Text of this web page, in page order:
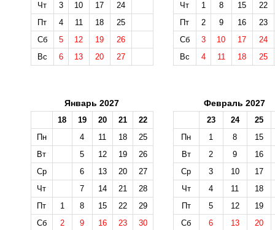
Чт
3 10 17
24
Пт
4 11 18
25
Сб
5 12 19
26
Вс
6 13 20 27
Чт
1 8 15
22
Пт
2 9 16
23
Сб
3 10 17
24
Вс
4 11 18 25
Январь 2027
18 19 20 21
22
Пн
4 11 18
25
Вт
5 12 19
26
Ср
6 13 20
27
Чт
7 14 21
28
Пт
1 8 15 22
29
Сб
2 9 16 23
30
Февраль 2027
23 24
25
Пн
1 8
15
Вт
2 9
16
Ср
3 10
17
Чт
4 11
18
Пт
5 12
19
Сб
6 13
20